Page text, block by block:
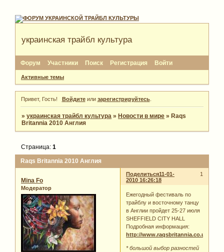
украинская трайбл культура
Форум Участники Поиск Регистрация Войти
Активные темы
Привет, Гость! Войдитеили зарегистрируйтесь.
»украинская трайбл культура »Новости в мире »Raqs
Britannia 2010 Англия
Raqs Britannia 2010 Англия
Страница:1
Поделиться 1
11-01-
2010 16:26:18
Mina Fo
Модератор
Ежегодный фестиваль по
трайблу и восточному танцу
в Англии пройдет 25-27 июля
SHEFFIELD CITY HALL
Подробная информация:
http://www.raqsbritannia.co.uk/
* большой выбор разностей